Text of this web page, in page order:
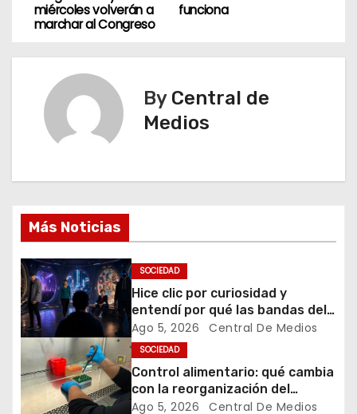
v
e
ó
n
d
e
e
n
funciona
miércoles volverán a
marchar al Congreso
By Central de
Medios
Más Noticias
SOCIEDAD
Hice clic por curiosidad y
entendí por qué las bandas del
futuro ya no van a entrar solo
por los oídos
Ago 5, 2026 Central De Medios
SOCIEDAD
Control alimentario: qué cambia
con la reorganización del
sistema y por qué los
Ago 5, 2026 Central De Medios